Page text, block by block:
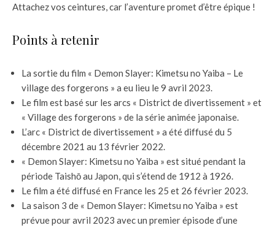
Attachez vos ceintures, car l’aventure promet d’être épique !
Points à retenir
La sortie du film « Demon Slayer: Kimetsu no Yaiba – Le
village des forgerons » a eu lieu le 9 avril 2023.
Le film est basé sur les arcs « District de divertissement » et
« Village des forgerons » de la série animée japonaise.
L’arc « District de divertissement » a été diffusé du 5
décembre 2021 au 13 février 2022.
« Demon Slayer: Kimetsu no Yaiba » est situé pendant la
période Taishō au Japon, qui s’étend de 1912 à 1926.
Le film a été diffusé en France les 25 et 26 février 2023.
La saison 3 de « Demon Slayer: Kimetsu no Yaiba » est
prévue pour avril 2023 avec un premier épisode d’une